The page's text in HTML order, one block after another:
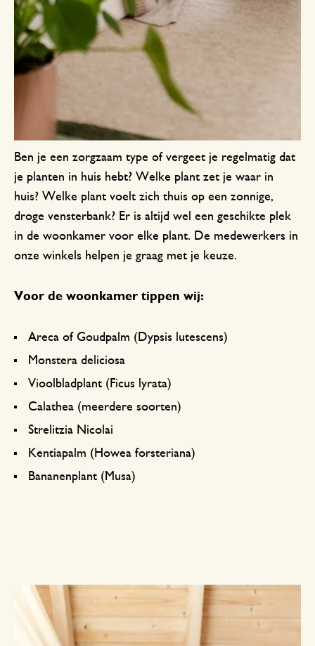
Ben je een zorgzaam type of vergeet je regelmatig dat
je planten in huis hebt? Welke plant zet je waar in
huis? Welke plant voelt zich thuis op een zonnige,
droge vensterbank? Er is altijd wel een geschikte plek
in de woonkamer voor elke plant. De medewerkers in
onze winkels helpen je graag met je keuze.
Voor de woonkamer tippen wij:
Areca of Goudpalm (Dypsis lutescens)
Monstera deliciosa
Vioolbladplant (Ficus lyrata)
Calathea (meerdere soorten)
Strelitzia Nicolai
Kentiapalm (Howea forsteriana)
Bananenplant (Musa)